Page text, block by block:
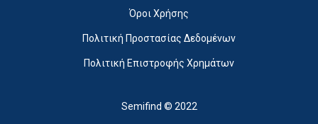
Όροι Χρήσης
Πολιτική Προστασίας Δεδομένων
Πολιτική Επιστροφής Χρημάτων
Semifind © 2022